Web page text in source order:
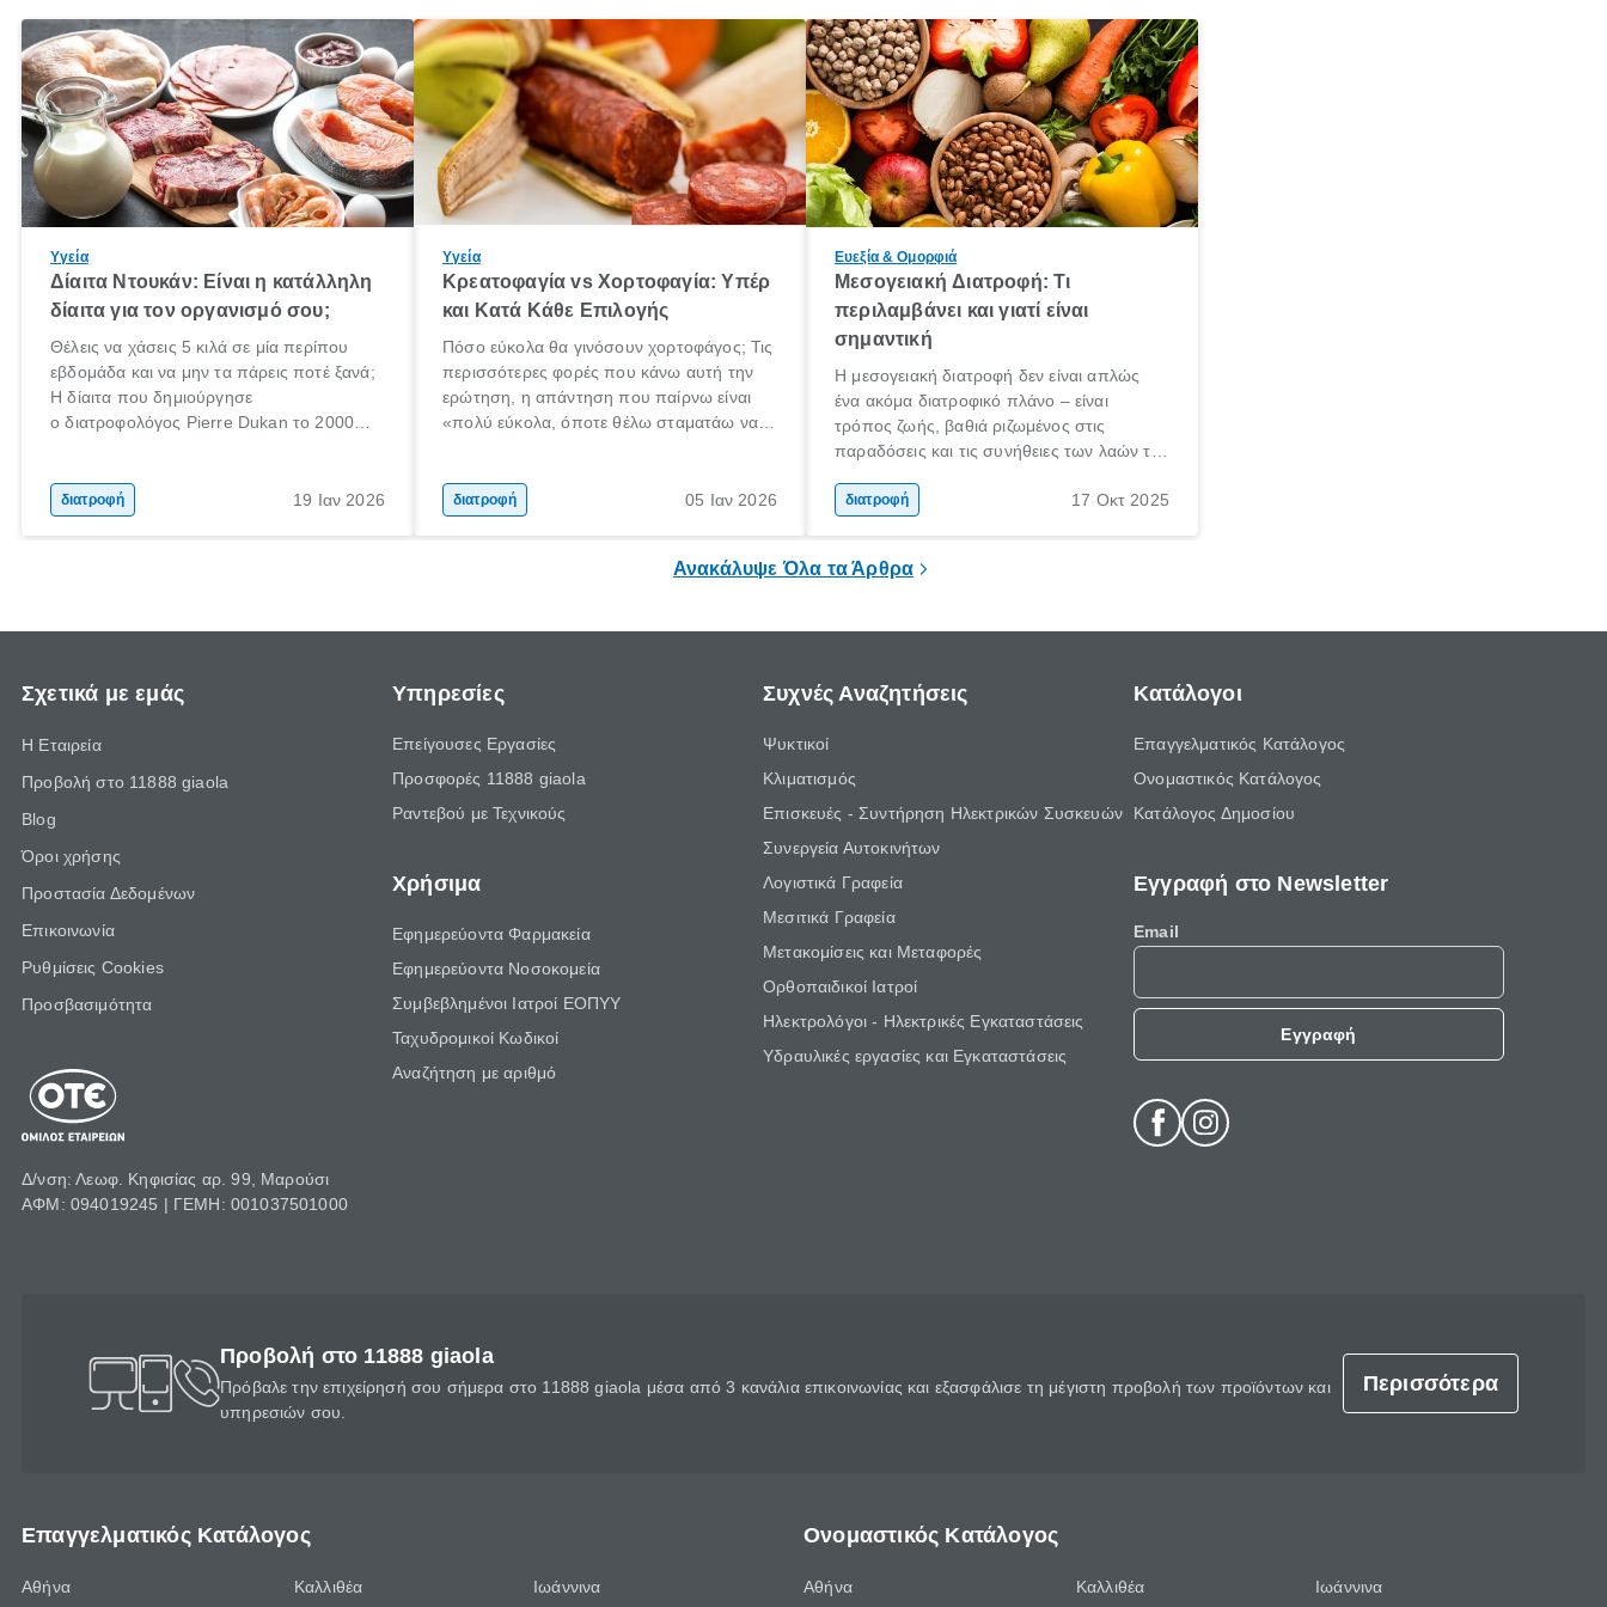
Υγεία
Δίαιτα Ντουκάν: Είναι η κατάλληλη
δίαιτα για τον οργανισμό σου;
Θέλεις να χάσεις 5 κιλά σε μία περίπου
εβδομάδα και να μην τα πάρεις ποτέ ξανά;
Η δίαιτα που δημιούργησε
ο διατροφολόγος Pierre Dukan το 2000
δημητριακά ολικής άλεσης, άφθονο νερό,
και ένας ημερήσιος περίπατος 20 λεπτών
διατροφή 19 Ιαν 2026
Υγεία
Κρεατοφαγία vs Χορτοφαγία: Υπέρ
και Κατά Κάθε Eπιλογής
Πόσο εύκολα θα γινόσουν χορτοφάγος; Τις
περισσότερες φορές που κάνω αυτή την
ερώτηση, η απάντηση που παίρνω είναι
«πολύ εύκολα, όποτε θέλω σταματάω να
ακόμα λιγότεροι εκείνοι που το κάνουν. Και
γιατί θα πρέπει όλοι να σταματήσουν να
διατροφή 05 Ιαν 2026
Ευεξία & Ομορφιά
Μεσογειακή Διατροφή: Τι
περιλαμβάνει και γιατί είναι
σημαντική
Η μεσογειακή διατροφή δεν είναι απλώς
ένα ακόμα διατροφικό πλάνο – είναι
τρόπος ζωής, βαθιά ριζωμένος στις
παραδόσεις και τις συνήθειες των λαών της
και ανεπεξέργαστα υλικά, αυτή η διατροφή
διατροφή 17 Οκτ 2025
Ανακάλυψε Όλα τα Άρθρα
Σχετικά με εμάς
Η Εταιρεία
Προβολή στο 11888 giaola
Blog
Όροι χρήσης
Προστασία Δεδομένων
Επικοινωνία
Ρυθμίσεις Cookies
Προσβασιμότητα
Δ/νση: Λεωφ. Κηφισίας αρ. 99, Μαρούσι
ΑΦΜ: 094019245 | ΓΕΜΗ: 001037501000
Υπηρεσίες
Επείγουσες Εργασίες
Προσφορές 11888 giaola
Ραντεβού με Τεχνικούς
Χρήσιμα
Εφημερεύοντα Φαρμακεία
Εφημερεύοντα Νοσοκομεία
Συμβεβλημένοι Ιατροί ΕΟΠΥΥ
Ταχυδρομικοί Κωδικοί
Αναζήτηση με αριθμό
Συχνές Αναζητήσεις
Ψυκτικοί
Κλιματισμός
Επισκευές - Συντήρηση Ηλεκτρικών Συσκευών
Συνεργεία Αυτοκινήτων
Λογιστικά Γραφεία
Μεσιτικά Γραφεία
Μετακομίσεις και Μεταφορές
Ορθοπαιδικοί Ιατροί
Ηλεκτρολόγοι - Ηλεκτρικές Εγκαταστάσεις
Υδραυλικές εργασίες και Εγκαταστάσεις
Κατάλογοι
Επαγγελματικός Κατάλογος
Ονομαστικός Κατάλογος
Κατάλογος Δημοσίου
Εγγραφή στο Newsletter
Email
Εγγραφή
Προβολή στο 11888 giaola
Πρόβαλε την επιχείρησή σου σήμερα στο 11888 giaola μέσα από 3 κανάλια επικοινωνίας και εξασφάλισε τη μέγιστη προβολή των προϊόντων και
υπηρεσιών σου.
Περισσότερα
Επαγγελματικός Κατάλογος
Αθήνα Καλλιθέα Ιωάννινα
Ονομαστικός Κατάλογος
Αθήνα Καλλιθέα Ιωάννινα